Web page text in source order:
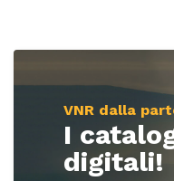
VNR dalla
I
digitali!